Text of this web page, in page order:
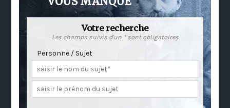
Votre recherche
Les champs suivis d'un * sont obligatoires
Personne / Sujet